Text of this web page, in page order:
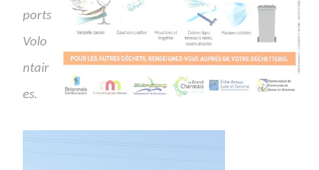
ports
Volo
ntair
es.